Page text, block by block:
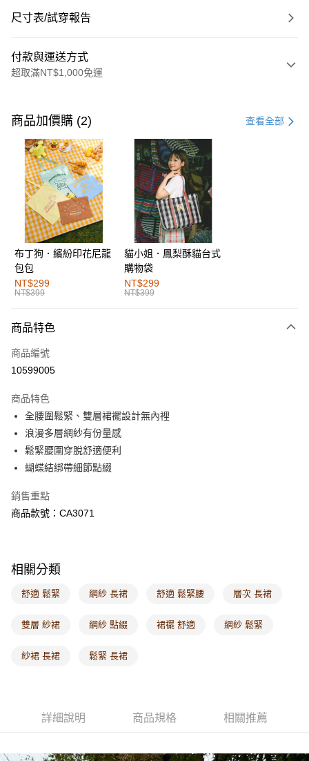
尺寸表/試穿報告
付款與運送方式
超取滿NT$1,000免運
信用卡一次付款
購物金
超商取貨付款
LINE Pay
街口支付
運送方式
全家取貨付款
每筆NT$60，滿NT$1,000(含以上)免運費
付款後全家取貨
萊爾富取貨付款
付款後萊爾富取貨
每筆NT$60，滿NT$1,000(含以上)免運費
7-11取貨付款
每筆NT$60，滿NT$1,000(含以上)免運費
付款後7-11取貨
每筆NT$60，滿NT$1,000(含以上)免運費
每筆NT$120，滿NT$1,000(含以上)免運費
付款後門市自取
海外配送-港/澳/新/馬/泰國專屬 查看運費
海外配送-其他亞洲地區
商品加價購 (2) 查看全部
布丁狗．繽紛印花尼龍
包包
NT$299
NT$399
貓小姐．鳳梨酥貓台式
購物袋
NT$299
NT$399
商品特色
商品編號
10599005
商品特色
全腰圍鬆緊、雙層裙襬設計無內裡
浪漫多層網紗有份量感
鬆緊腰圍穿脫舒適便利
蝴蝶結綁帶細節點綴
銷售重點
商品款號：CA3071
相關分類
舒適 鬆緊 網紗 長裙 舒適 鬆緊腰 層次 長裙
雙層 紗裙 網紗 點綴 裙襬 舒適 網紗 鬆緊
紗裙 長裙 鬆緊 長裙
詳細說明 商品規格 相關推薦